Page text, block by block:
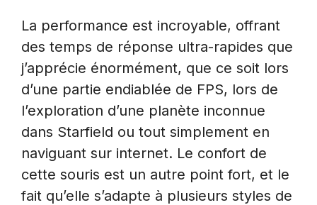
La performance est incroyable, offrant
des temps de réponse ultra-rapides que
j’apprécie énormément, que ce soit lors
d’une partie endiablée de FPS, lors de
l’exploration d’une planète inconnue
dans Starfield ou tout simplement en
naviguant sur internet. Le confort de
cette souris est un autre point fort, et le
fait qu’elle s’adapte à plusieurs styles de